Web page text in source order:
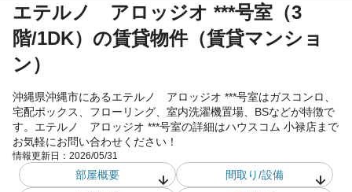
エテルノ アロッジオ ***号室（3
階/1DK）の賃貸物件（賃貸マンショ
ン）
沖縄県沖縄市にあるエテルノ アロッジオ ***号室はガスコンロ、
宅配ボックス、フローリング、室内洗濯機置場、BSなどが特徴で
す。エテルノ アロッジオ ***号室の詳細はハウスコム 小禄店まで
お気軽にお問い合わせください！
情報更新日： 2026/05/31
部屋概要
間取り/設備